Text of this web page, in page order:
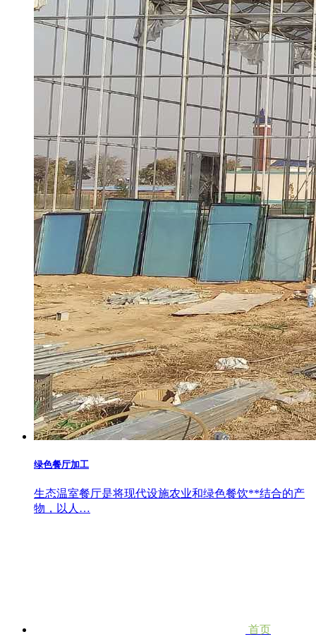
绿色餐厅加工
生态温室餐厅是将现代设施农业和绿色餐饮**结合的产
物，以人…
首页